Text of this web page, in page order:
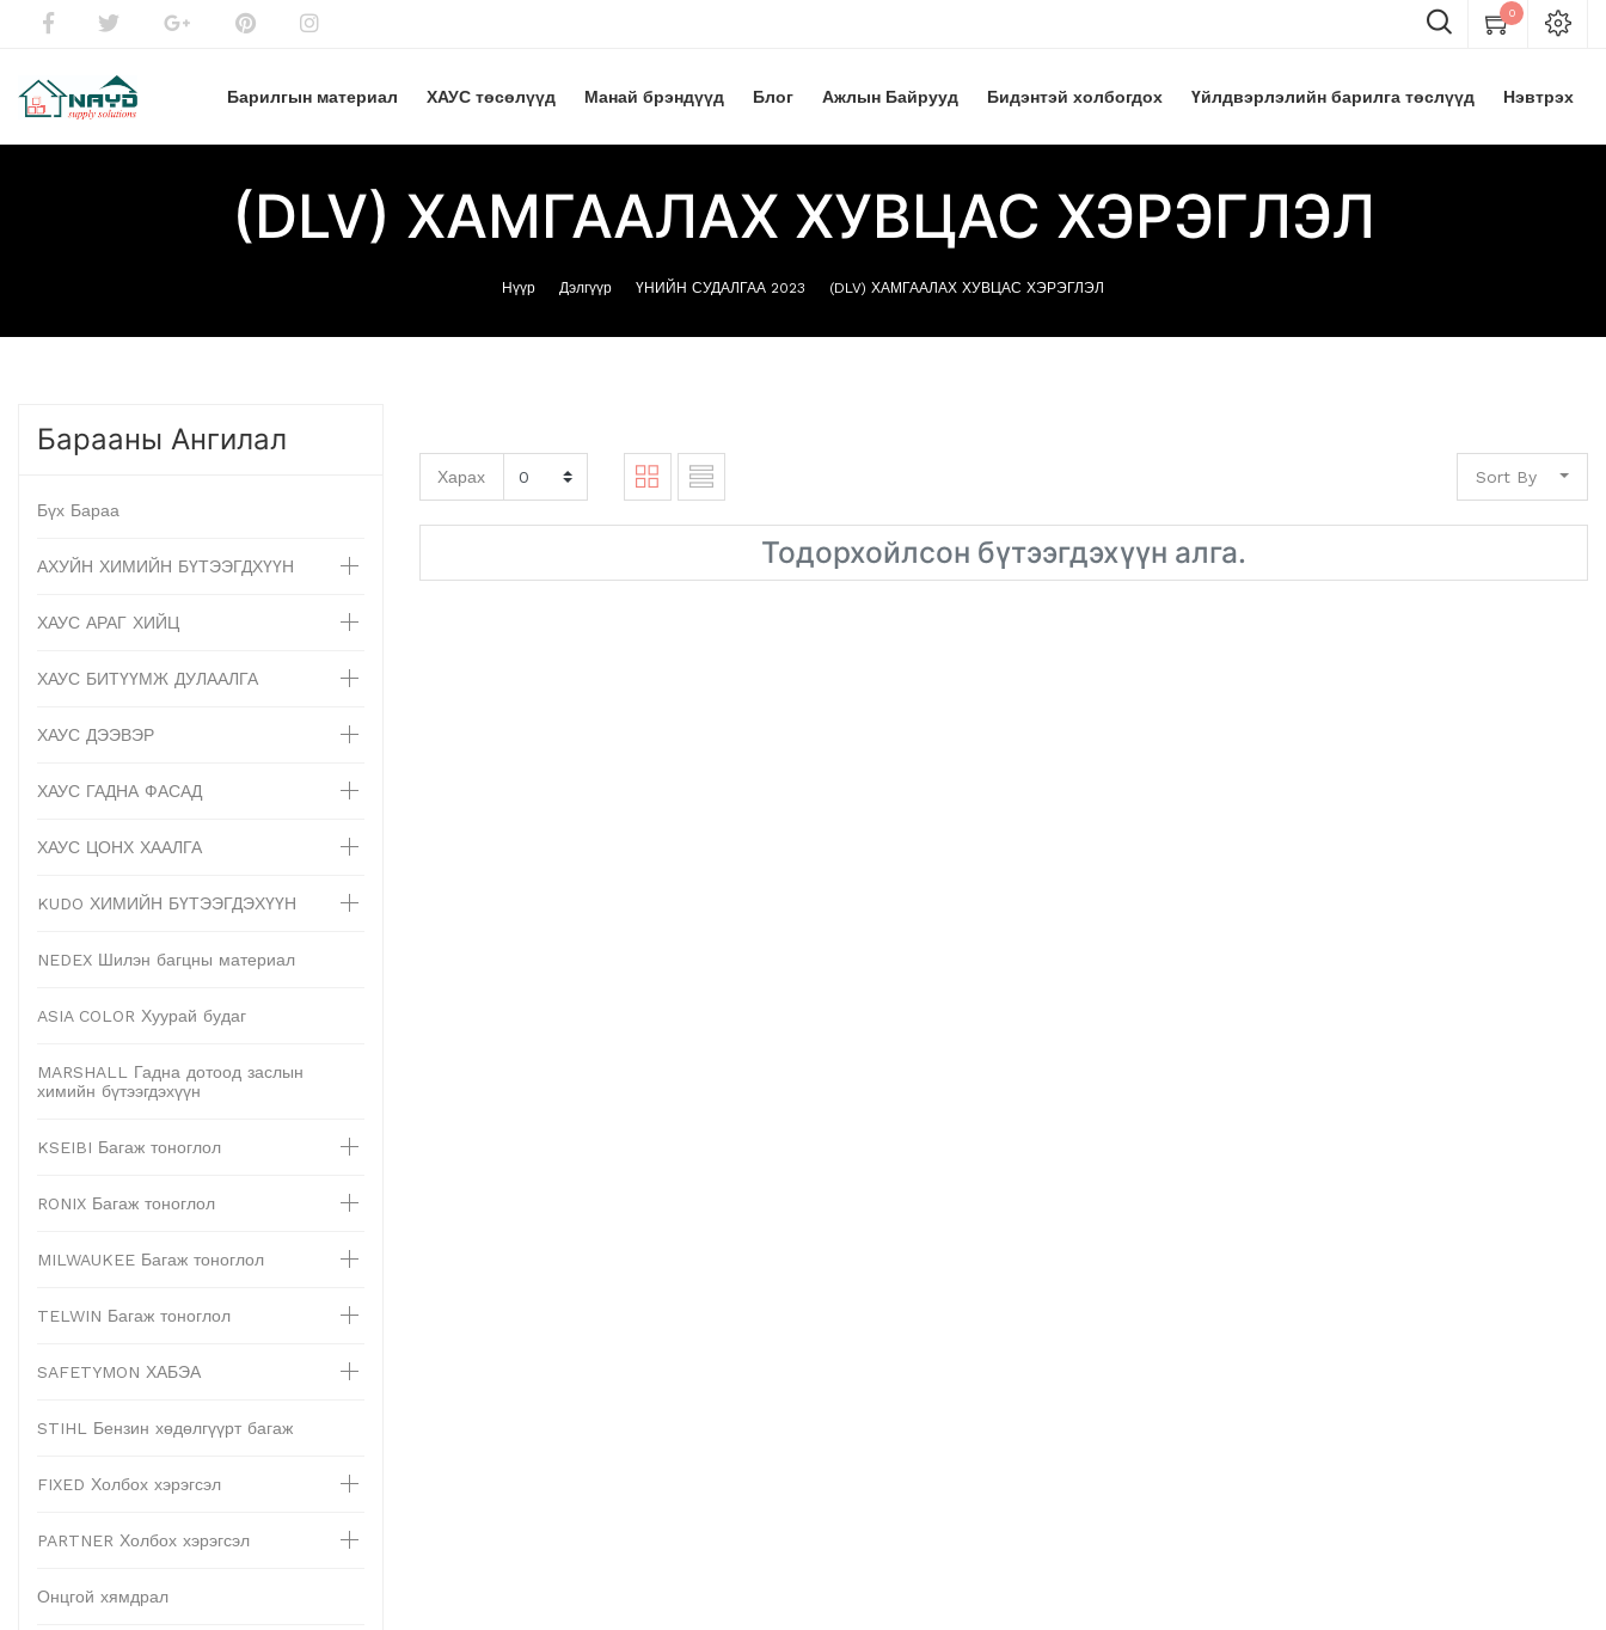
0
Барилгын материал ХАУС төсөлүүд Манай брэндүүд Блог Ажлын Байрууд Бидэнтэй холбогдох Үйлдвэрлэлийн барилга төслүүд Нэвтрэх
(DLV) ХАМГААЛАХ ХУВЦАС ХЭРЭГЛЭЛ
Нүүр Дэлгүүр ҮНИЙН СУДАЛГАА 2023 (DLV) ХАМГААЛАХ ХУВЦАС ХЭРЭГЛЭЛ
Барааны Ангилал
Бүх Бараа
АХУЙН ХИМИЙН БҮТЭЭГДХҮҮН
ХАУС АРАГ ХИЙЦ
ХАУС БИТҮҮМЖ ДУЛААЛГА
ХАУС ДЭЭВЭР
ХАУС ГАДНА ФАСАД
ХАУС ЦОНХ ХААЛГА
KUDO ХИМИЙН БҮТЭЭГДЭХҮҮН
NEDEX Шилэн багцны материал
ASIA COLOR Хуурай будаг
MARSHALL Гадна дотоод заслын
химийн бүтээгдэхүүн
KSEIBI Багаж тоноглол
RONIX Багаж тоноглол
MILWAUKEE Багаж тоноглол
TELWIN Багаж тоноглол
SAFETYMON ХАБЭА
STIHL Бензин хөдөлгүүрт багаж
FIXED Холбох хэрэгсэл
PARTNER Холбох хэрэгсэл
Онцгой хямдрал
Харах Sort By
Тодорхойлсон бүтээгдэхүүн алга.